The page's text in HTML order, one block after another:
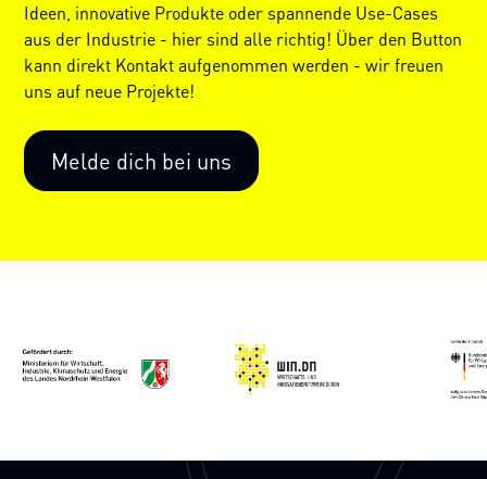
Ideen, innovative Produkte oder spannende Use-Cases
aus der Industrie - hier sind alle richtig! Über den Button
kann direkt Kontakt aufgenommen werden - wir freuen
uns auf neue Projekte!
Melde dich bei uns